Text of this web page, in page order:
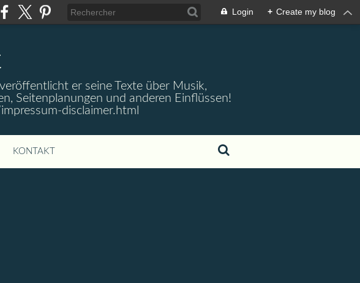
Login + Create my blog
er seine Texte über Musik,
Seitenplanungen und anderen Einflüssen!
disclaimer.html
KONTAKT